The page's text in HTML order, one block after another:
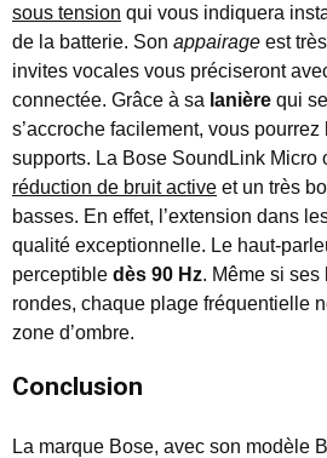
sous tension qui vous indiquera
de la batterie. Son appairage est
invites vocales vous préciseront
connectée. Grâce à sa lanière qui
s’accroche facilement, vous pourrez
supports. La Bose SoundLink Micro
réduction de bruit active et un très
basses. En effet, l’extension dans
qualité exceptionnelle. Le haut-
perceptible dès 90 Hz. Même si ses
rondes, chaque plage fréquentielle
zone d’ombre.
Conclusion
La marque Bose, avec son modèle